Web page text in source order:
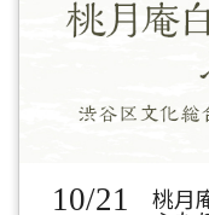
10/21 桃月